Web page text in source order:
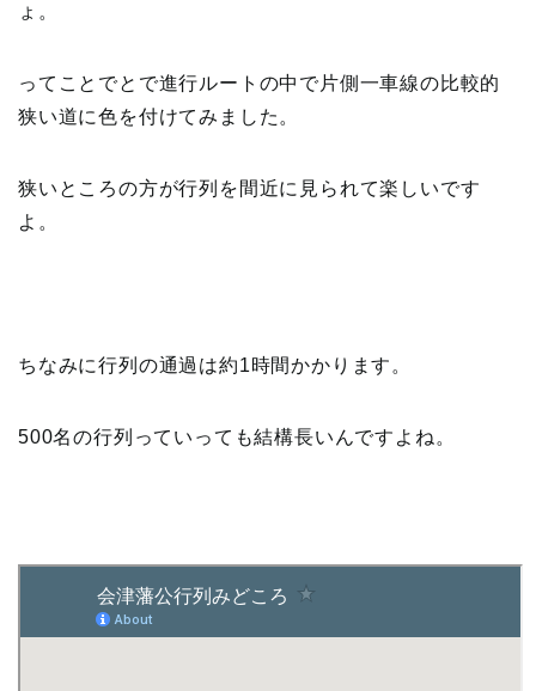
ょ。
ってことでとで進行ルートの中で片側一車線の比較的
狭い道に色を付けてみました。
狭いところの方が行列を間近に見られて楽しいです
よ。
ちなみに行列の通過は約1時間かかります。
500名の行列っていっても結構長いんですよね。